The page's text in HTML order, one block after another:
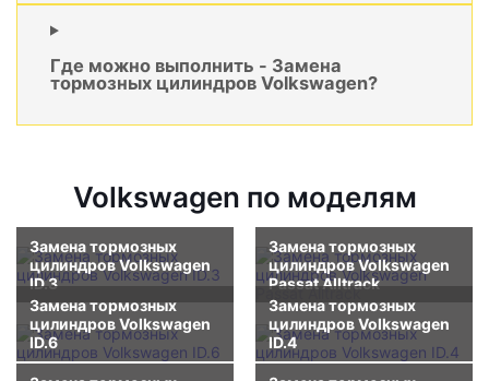
Где можно выполнить - Замена
тормозных цилиндров Volkswagen?
Volkswagen по моделям
Замена тормозных
цилиндров Volkswagen
ID.3
Замена тормозных
цилиндров Volkswagen
Passat Alltrack
Замена тормозных
цилиндров Volkswagen
ID.6
Замена тормозных
цилиндров Volkswagen
ID.4